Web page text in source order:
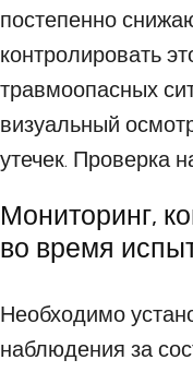
постепенно
контролировать
травмоопасных
визуальный
утечек. Проверка
Мониторинг,
во время
Необходимо
наблюдения за